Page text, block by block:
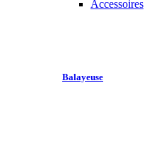
Accessoires
Balayeuse